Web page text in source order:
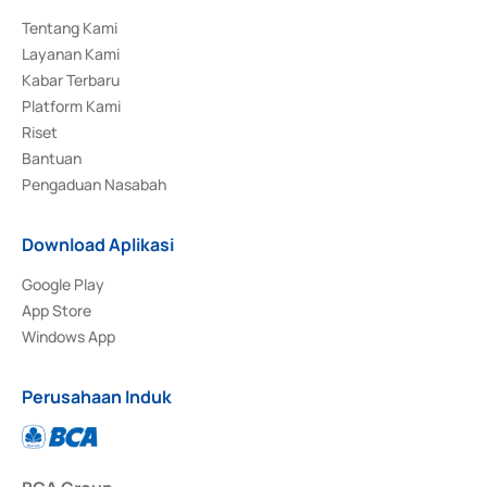
Tentang Kami
Layanan Kami
Kabar Terbaru
Platform Kami
Riset
Bantuan
Pengaduan Nasabah
Download Aplikasi
Google Play
App Store
Windows App
Perusahaan Induk